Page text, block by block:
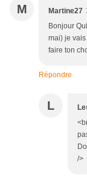
M Martine27
Bonjour
mai) je
faire ton
Répondre
L
/>